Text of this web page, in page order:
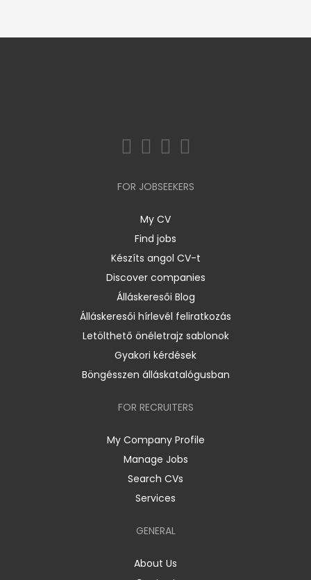
FOR JOBSEEKERS
My CV
Find jobs
Készíts angol CV-t
Discover companies
Álláskeresői Blog
Álláskeresői hírlevél feliratkozás
Letölthető önéletrajz sablonok
Gyakori kérdések
Böngésszen álláskatalógusban
FOR RECRUITERS
My Company Profile
Manage Jobs
Search CVs
Services
GENERAL
About Us